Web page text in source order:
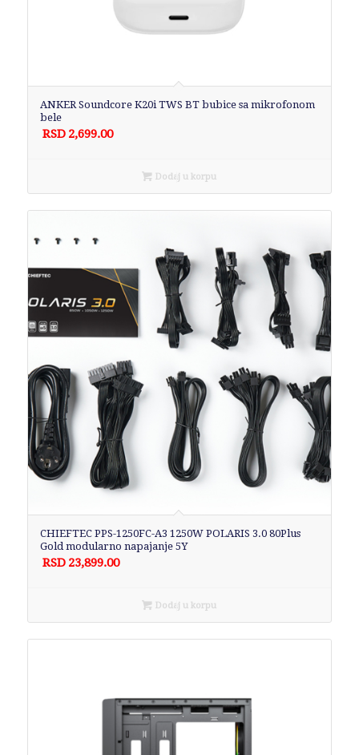
ANKER Soundcore K20i TWS BT bubice sa mikrofonom
bele
RSD 2,699.00
Dodaj u korpu
CHIEFTEC PPS-1250FC-A3 1250W POLARIS 3.0 80Plus
Gold modularno napajanje 5Y
RSD 23,899.00
Dodaj u korpu